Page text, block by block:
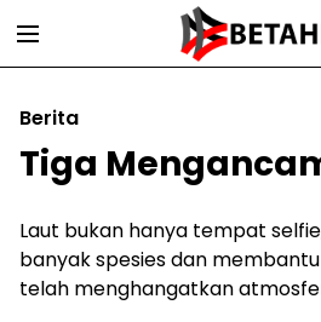
Berita
Tiga
Laut bukan hanya tempat
banyak spesies dan
telah menghangatkan